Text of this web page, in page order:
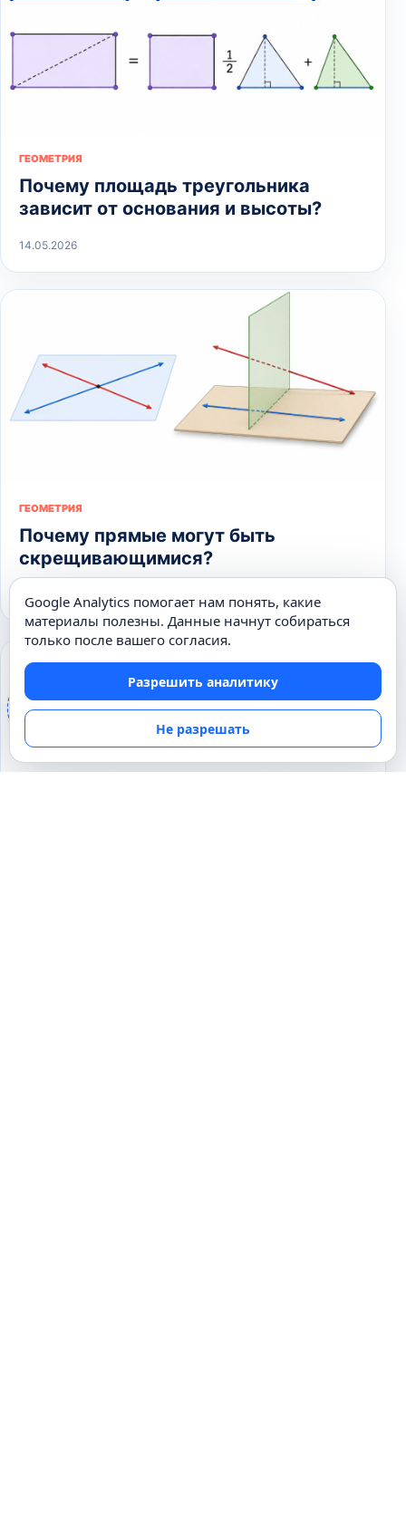
ГЕОМЕТРИЯ
Почему площадь треугольника
зависит от основания и высоты?
14.05.2026
ГЕОМЕТРИЯ
Почему прямые могут быть
скрещивающимися?
08.05.2026
Google Analytics помогает нам понять, какие
материалы полезны. Данные начнут собираться
только после вашего согласия.
Разрешить аналитику
Не разрешать